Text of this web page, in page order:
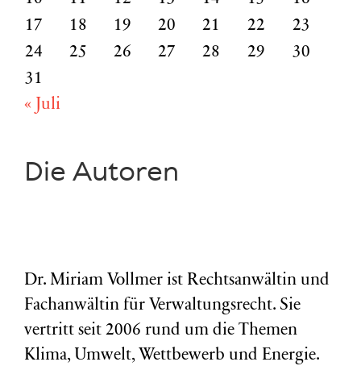
17
18 19 20 21 22
23
24
25 26 27 28 29
30
31
« Juli
Die Autoren
Dr. Miriam Vollmer ist Rechtsanwältin und
Fachanwältin für Verwaltungsrecht. Sie
vertritt seit 2006 rund um die Themen
Klima, Umwelt, Wettbewerb und Energie.